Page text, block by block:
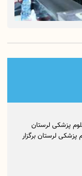
پزشکی لرستان
در دانشگاه علوم پزشکی لرستان برگزار